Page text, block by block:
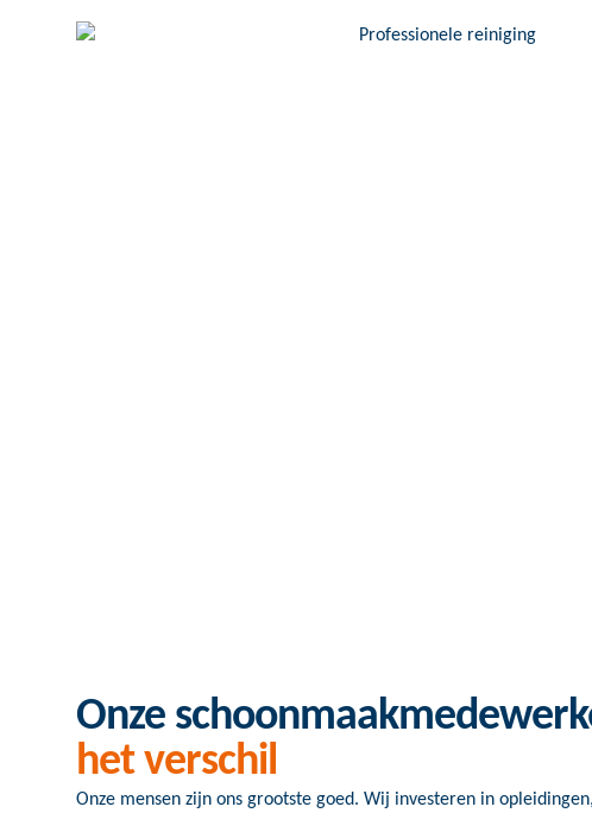
Onze
het verschil
Onze mensen zijn ons grootste goed. Wij investeren in